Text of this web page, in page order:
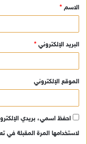
*
الاسم *
البريد الإلكتروني *
الموقع الإلكتروني
احفظ اسمي، بريدي
لاستخدامها المرة المقبلة في